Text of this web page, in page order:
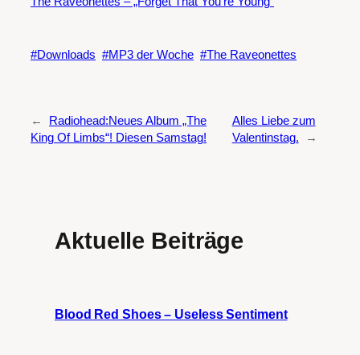
Downloads MP3 der Woche The Raveonettes
←
Radiohead:Neues Album „The
King Of Limbs“! Diesen Samstag!
Alles Liebe zum
Valentinstag.
→
Aktuelle Beiträge
Blood Red Shoes – Useless Sentiment